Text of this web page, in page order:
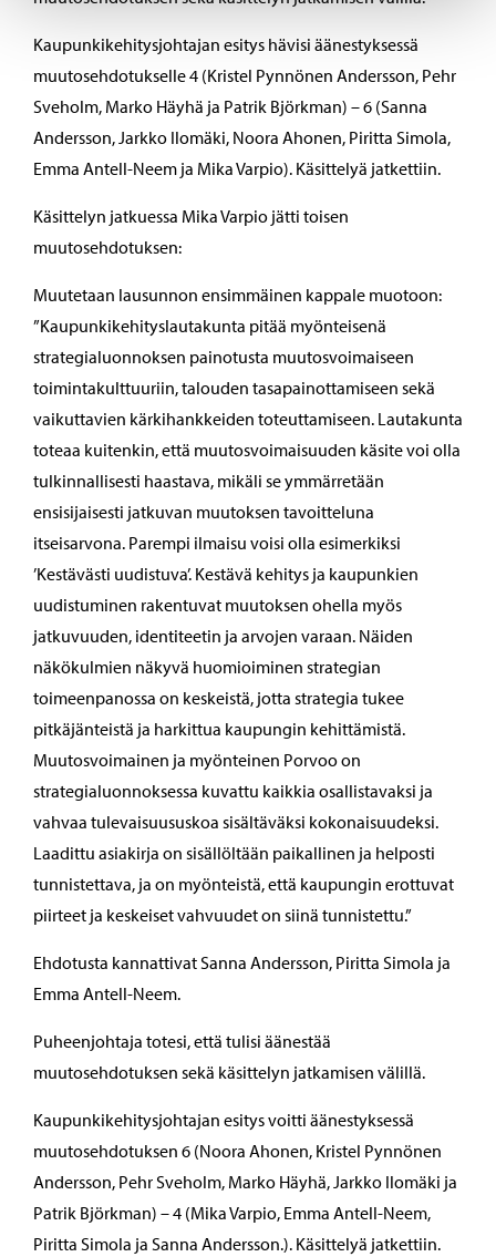
Kaupunkikehitysjohtajan esitys hävisi äänestyksessä
muutosehdotukselle 4 (Kristel Pynnönen Andersson, Pehr
Sveholm, Marko Häyhä ja Patrik Björkman) – 6 (Sanna
Andersson, Jarkko Ilomäki, Noora Ahonen, Piritta Simola,
Emma Antell-Neem ja Mika Varpio). Käsittelyä jatkettiin.
Käsittelyn jatkuessa Mika Varpio jätti toisen
muutosehdotuksen:
Muutetaan lausunnon ensimmäinen kappale muotoon:
”Kaupunkikehityslautakunta pitää myönteisenä
strategialuonnoksen painotusta muutosvoimaiseen
toimintakulttuuriin, talouden tasapainottamiseen sekä
vaikuttavien kärkihankkeiden toteuttamiseen. Lautakunta
toteaa kuitenkin, että muutosvoimaisuuden käsite voi olla
tulkinnallisesti haastava, mikäli se ymmärretään
ensisijaisesti jatkuvan muutoksen tavoitteluna
itseisarvona. Parempi ilmaisu voisi olla esimerkiksi
’Kestävästi uudistuva’. Kestävä kehitys ja kaupunkien
uudistuminen rakentuvat muutoksen ohella myös
jatkuvuuden, identiteetin ja arvojen varaan. Näiden
näkökulmien näkyvä huomioiminen strategian
toimeenpanossa on keskeistä, jotta strategia tukee
pitkäjänteistä ja harkittua kaupungin kehittämistä.
Muutosvoimainen ja myönteinen Porvoo on
strategialuonnoksessa kuvattu kaikkia osallistavaksi ja
vahvaa tulevaisuususkoa sisältäväksi kokonaisuudeksi.
Laadittu asiakirja on sisällöltään paikallinen ja helposti
tunnistettava, ja on myönteistä, että kaupungin erottuvat
piirteet ja keskeiset vahvuudet on siinä tunnistettu.”
Ehdotusta kannattivat Sanna Andersson, Piritta Simola ja
Emma Antell-Neem.
Puheenjohtaja totesi, että tulisi äänestää
muutosehdotuksen sekä käsittelyn jatkamisen välillä.
Kaupunkikehitysjohtajan esitys voitti äänestyksessä
muutosehdotuksen 6 (Noora Ahonen, Kristel Pynnönen
Andersson, Pehr Sveholm, Marko Häyhä, Jarkko Ilomäki ja
Patrik Björkman) – 4 (Mika Varpio, Emma Antell-Neem,
Piritta Simola ja Sanna Andersson.). Käsittelyä jatkettiin.